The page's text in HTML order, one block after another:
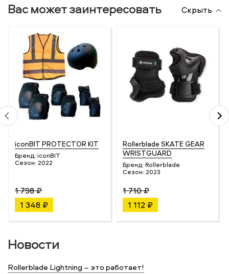
Вас может заинтересовать Скрыть
iconBIT PROTECTOR KIT
Бренд: iconBIT
Сезон: 2022
1 798 ₽
1 348 ₽
Rollerblade SKATE GEAR
WRISTGUARD
Бренд: Rollerblade
Сезон: 2023
1 710 ₽
1 112 ₽
Новости
Rollerblade Lightning – это работает!